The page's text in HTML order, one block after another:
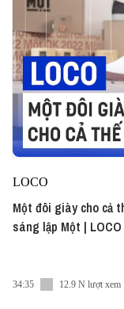
LOCO
Một đôi giày cho cả
sáng lập Một | LOCO
34:35 12.9 N lượt xem